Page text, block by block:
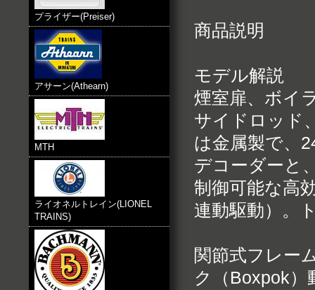
プライザー(Preiser)
アサーン(Athearn)
MTH
ライオネルトレイン(LIONEL
TRAINS)
商品説明
モデル解説
煙室扉、ボイ
サイドロッド
は金属製で、
デコーダーと
制御可能な高
連動駆動）。
関節式フレー
ク（Boxpok）